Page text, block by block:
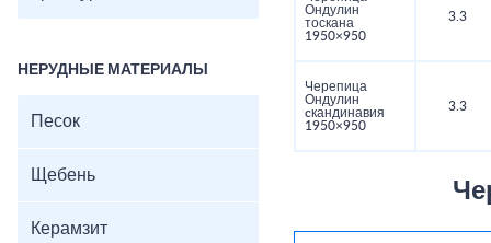
НЕРУДНЫЕ МАТЕРИАЛЫ
Песок
Щебень
Керамзит
Ондулин
тоскана
1950×950
3.3
Черепица
Ондулин
cкандинавия
1950×950
3.3